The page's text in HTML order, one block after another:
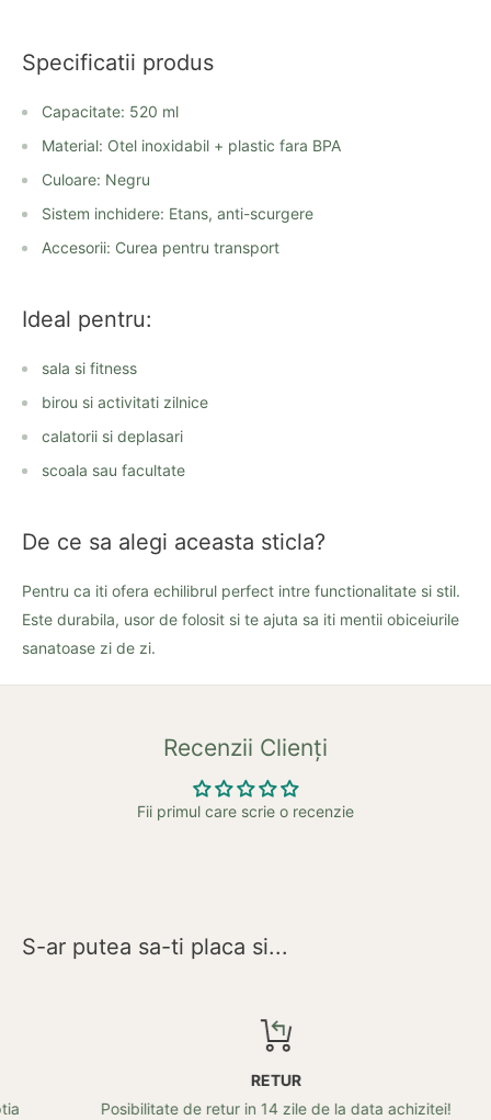
Specificatii produs
Capacitate: 520 ml
Material: Otel inoxidabil + plastic fara BPA
Culoare: Negru
Sistem inchidere: Etans, anti-scurgere
Accesorii: Curea pentru transport
Ideal pentru:
sala si fitness
birou si activitati zilnice
calatorii si deplasari
scoala sau facultate
De ce sa alegi aceasta sticla?
Pentru ca iti ofera echilibrul perfect intre functionalitate si stil.
Este durabila, usor de folosit si te ajuta sa iti mentii obiceiurile
sanatoase zi de zi.
Recenzii Clienți
Fii primul care scrie o recenzie
S-ar putea sa-ti placa si...
RETUR
Posibilitate de retur in 14 zile de la data achizitei!